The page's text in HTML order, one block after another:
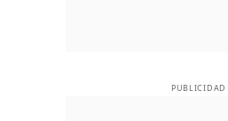
PUBLICIDAD